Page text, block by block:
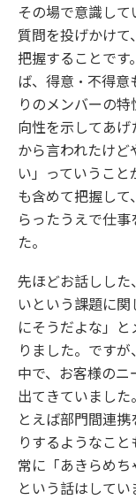
その場で意識し
質問を投げかけ
把握することです
ば、得意・不得
りのメンバーの
向性を示してあ
から言われたけ
い」っていうこ
も含めて把握し
らったうえで仕
た。
先ほどお話しし
いという課題に
にそうだよな」
りました。です
中で、お客様の
出てきていまし
とえば部門間連
りするようなこ
常に「あきらめち
という話はしてい